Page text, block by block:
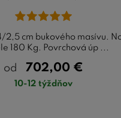
2,5 cm bukového masívu.
180 Kg. Povrchová úp ...
od 702,00 €
10-12 týždňov